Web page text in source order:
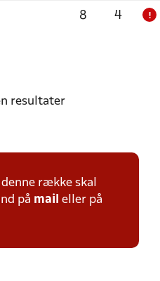
8 4 !
resultater
række skal
på mail eller på